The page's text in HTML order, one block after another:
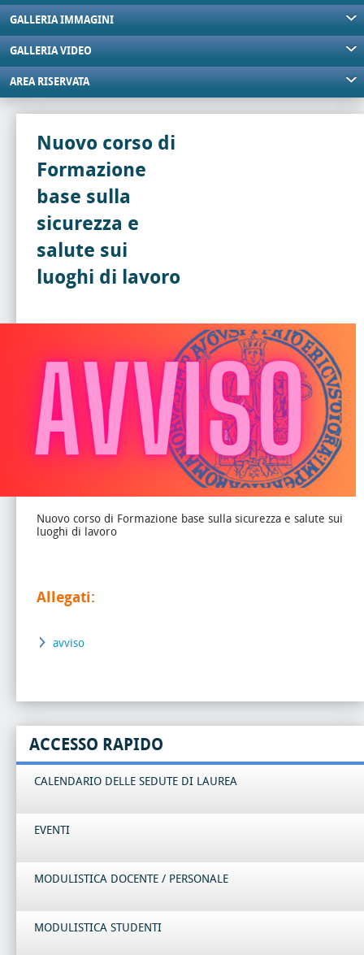
GALLERIA IMMAGINI
GALLERIA VIDEO
AREA RISERVATA
Nuovo corso di
Formazione
base sulla
sicurezza e
salute sui
luoghi di lavoro
Nuovo corso di Formazione base sulla sicurezza e salute sui
luoghi di lavoro
Allegati:
avviso
ACCESSO RAPIDO
CALENDARIO DELLE SEDUTE DI LAUREA
EVENTI
MODULISTICA DOCENTE / PERSONALE
MODULISTICA STUDENTI